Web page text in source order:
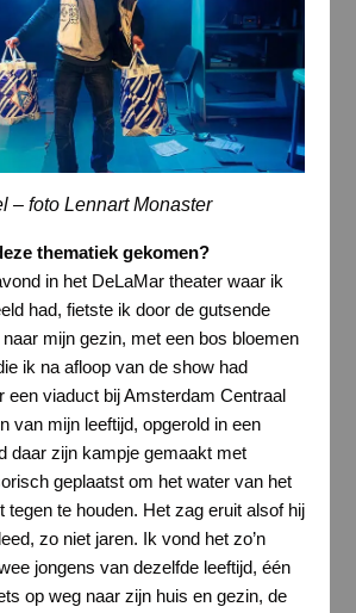
– foto Lennart Monaster
thematiek gekomen?
in het DeLaMar theater waar ik
had, fietste ik door de gutsende
mijn gezin, met een bos bloemen
ik na afloop van de show had
een viaduct bij Amsterdam Centraal
van mijn leeftijd, opgerold in een
daar zijn kampje gemaakt met
geplaatst om het water van het
tegen te houden. Het zag eruit alsof hij
zo niet jaren. Ik vond het zo’n
jongens van dezelfde leeftijd, één
op weg naar zijn huis en gezin, de